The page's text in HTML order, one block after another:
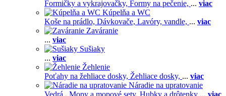
Formičky a vykrajovačky, Formy na pečenie, ... viac
Kúpelňa a WC
Koše na prádlo, Dávkovače, Lavóry, vandle, ... viac
Zaváranie
... viac
Sušiaky
... viac
Žehlenie
Poťahy na žehliace dosky, Žehliace dosky, ... viac
Náradie na upratovanie
Vedrá , Mopy a mopové sety, Hubky a drôtenky ... viac